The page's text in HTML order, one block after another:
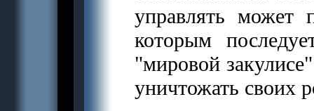
управлять может
которым
"мировой
уничтожать своих